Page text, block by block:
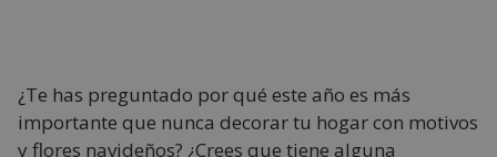
¿Te has preguntado por qué este año es más
importante que nunca decorar tu hogar con motivos
y flores navideños? ¿Crees que tiene alguna